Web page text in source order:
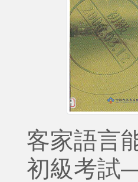
客家語言
初級考試